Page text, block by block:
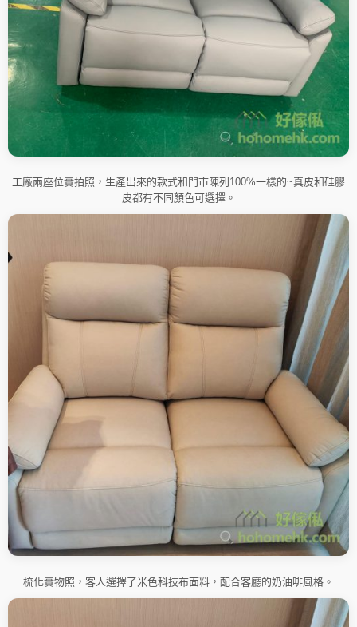
工廠兩座位實拍照，生產出來的款式和門市陳列100%一樣的~真皮和硅膠
皮都有不同顏色可選擇。
梳化實物照，客人選擇了米色科技布面料，配合客廳的奶油啡風格。